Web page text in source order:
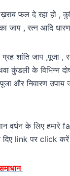
फल दे रहा हो ,
जाप , रत्न आदि
शांति जाप ,पूजा ,
कुंडली के विभिन्न
और निवारण उपाय
वर्धन के लिए
link पर click करें